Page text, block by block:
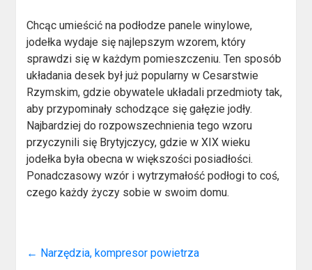
Chcąc umieścić na podłodze panele winylowe,
jodełka wydaje się najlepszym wzorem, który
sprawdzi się w każdym pomieszczeniu. Ten sposób
układania desek był już popularny w Cesarstwie
Rzymskim, gdzie obywatele układali przedmioty tak,
aby przypominały schodzące się gałęzie jodły.
Najbardziej do rozpowszechnienia tego wzoru
przyczynili się Brytyjczycy, gdzie w XIX wieku
jodełka była obecna w większości posiadłości.
Ponadczasowy wzór i wytrzymałość podłogi to coś,
czego każdy życzy sobie w swoim domu.
← Narzędzia, kompresor powietrza